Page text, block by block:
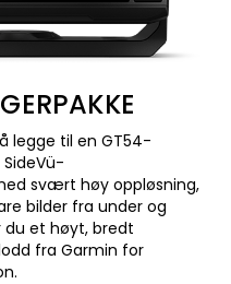
legge til en GT54-
svært høy oppløsning,
bilder fra under og
et høyt, bredt
fra Garmin for